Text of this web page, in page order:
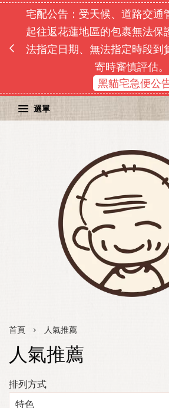
序
宅配公告：受天候、道路交通
起往返花蓮地區的包裹無法保
法指定日期、無法指定時段到
寄時審慎評估。
黑貓宅急便公
選單
首頁 › 人氣推薦
人氣推薦
排列方式